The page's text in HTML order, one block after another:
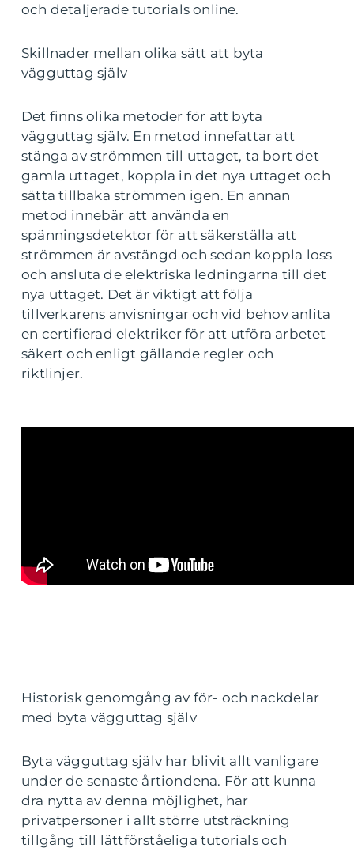
och detaljerade tutorials online.
Skillnader mellan olika sätt att byta
vägguttag själv
Det finns olika metoder för att byta
vägguttag själv. En metod innefattar att
stänga av strömmen till uttaget, ta bort det
gamla uttaget, koppla in det nya uttaget och
sätta tillbaka strömmen igen. En annan
metod innebär att använda en
spänningsdetektor för att säkerställa att
strömmen är avstängd och sedan koppla loss
och ansluta de elektriska ledningarna till det
nya uttaget. Det är viktigt att följa
tillverkarens anvisningar och vid behov anlita
en certifierad elektriker för att utföra arbetet
säkert och enligt gällande regler och
riktlinjer.
Historisk genomgång av för- och nackdelar
med byta vägguttag själv
Byta vägguttag själv har blivit allt vanligare
under de senaste årtiondena. För att kunna
dra nytta av denna möjlighet, har
privatpersoner i allt större utsträckning
tillgång till lättförståeliga tutorials och